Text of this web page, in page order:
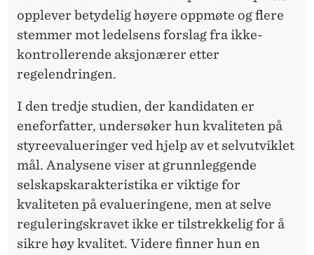
opplever betydelig høyere oppmøte og flere
stemmer mot ledelsens forslag fra ikke-
kontrollerende aksjonærer etter
regelendringen.
I den tredje studien, der kandidaten er
eneforfatter, undersøker hun kvaliteten på
styreevalueringer ved hjelp av et selvutviklet
mål. Analysene viser at grunnleggende
selskapskarakteristika er viktige for
kvaliteten på evalueringene, men at selve
reguleringskravet ikke er tilstrekkelig for å
sikre høy kvalitet. Videre finner hun en